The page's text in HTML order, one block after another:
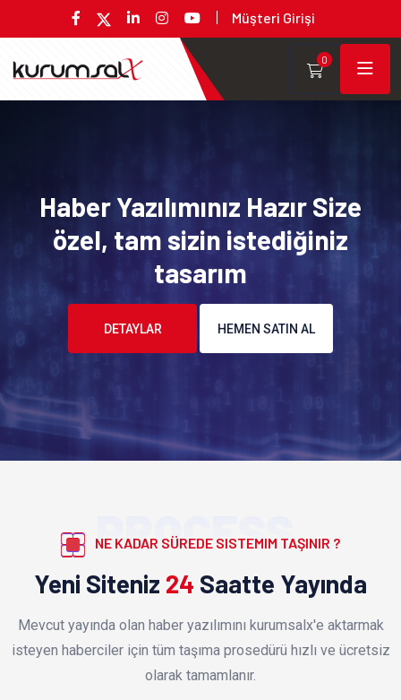
Müşteri Girişi
0
Haber Yazılımınız Hazır Size
özel, tam sizin istediğiniz
tasarım
DETAYLAR HEMEN SATIN AL
PROCESS
NE KADAR SÜREDE SISTEMIM TAŞINIR ?
Yeni Siteniz 24 Saatte Yayında
Mevcut yayında olan haber yazılımını kurumsalx'e aktarmak
isteyen haberciler için tüm taşıma prosedürü hızlı ve ücretsiz
olarak tamamlanır.